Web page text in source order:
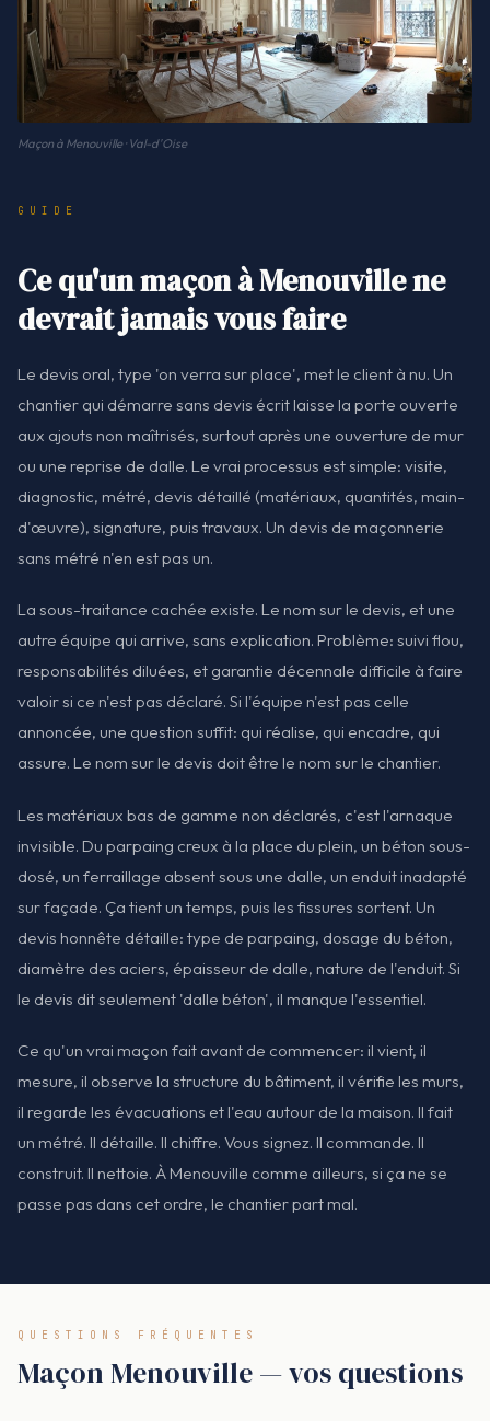
Maçon à Menouville · Val-d'Oise
GUIDE
Ce qu'un maçon à Menouville ne
devrait jamais vous faire
Le devis oral, type 'on verra sur place', met le client à nu. Un
chantier qui démarre sans devis écrit laisse la porte ouverte
aux ajouts non maîtrisés, surtout après une ouverture de mur
ou une reprise de dalle. Le vrai processus est simple: visite,
diagnostic, métré, devis détaillé (matériaux, quantités, main-
d'œuvre), signature, puis travaux. Un devis de maçonnerie
sans métré n'en est pas un.
La sous-traitance cachée existe. Le nom sur le devis, et une
autre équipe qui arrive, sans explication. Problème: suivi flou,
responsabilités diluées, et garantie décennale difficile à faire
valoir si ce n'est pas déclaré. Si l'équipe n'est pas celle
annoncée, une question suffit: qui réalise, qui encadre, qui
assure. Le nom sur le devis doit être le nom sur le chantier.
Les matériaux bas de gamme non déclarés, c'est l'arnaque
invisible. Du parpaing creux à la place du plein, un béton sous-
dosé, un ferraillage absent sous une dalle, un enduit inadapté
sur façade. Ça tient un temps, puis les fissures sortent. Un
devis honnête détaille: type de parpaing, dosage du béton,
diamètre des aciers, épaisseur de dalle, nature de l'enduit. Si
le devis dit seulement 'dalle béton', il manque l'essentiel.
Ce qu'un vrai maçon fait avant de commencer: il vient, il
mesure, il observe la structure du bâtiment, il vérifie les murs,
il regarde les évacuations et l'eau autour de la maison. Il fait
un métré. Il détaille. Il chiffre. Vous signez. Il commande. Il
construit. Il nettoie. À Menouville comme ailleurs, si ça ne se
passe pas dans cet ordre, le chantier part mal.
QUESTIONS FRÉQUENTES
Maçon Menouville — vos questions